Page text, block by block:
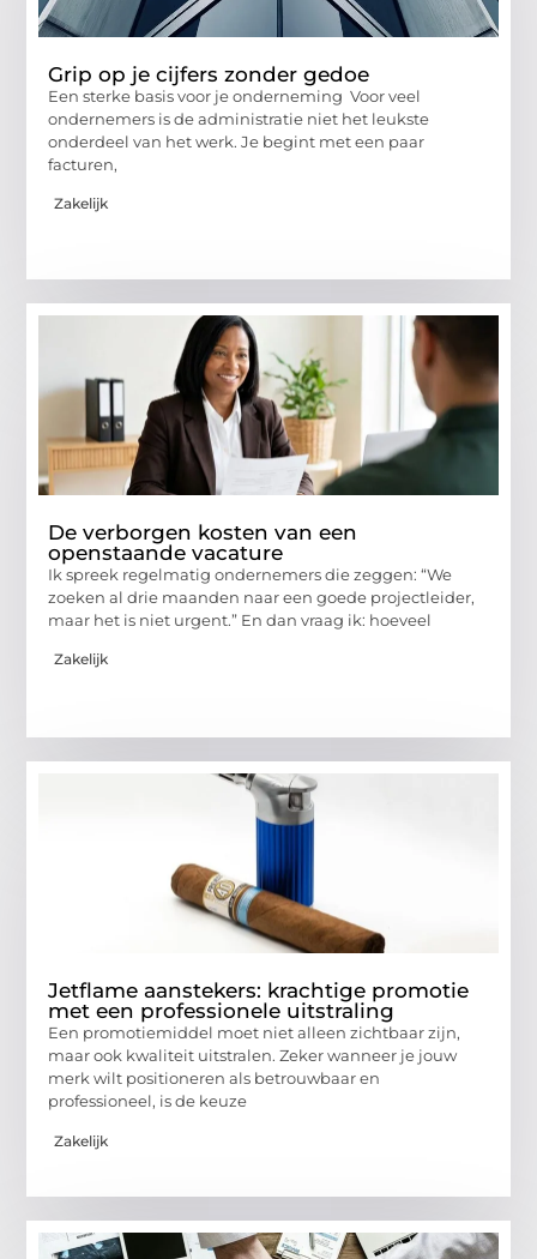
Grip op je cijfers zonder gedoe
Een sterke basis voor je onderneming Voor veel
ondernemers is de administratie niet het leukste
onderdeel van het werk. Je begint met een paar
facturen,
Zakelijk
De verborgen kosten van een
openstaande vacature
Ik spreek regelmatig ondernemers die zeggen: “We
zoeken al drie maanden naar een goede projectleider,
maar het is niet urgent.” En dan vraag ik: hoeveel
Zakelijk
Jetflame aanstekers: krachtige promotie
met een professionele uitstraling
Een promotiemiddel moet niet alleen zichtbaar zijn,
maar ook kwaliteit uitstralen. Zeker wanneer je jouw
merk wilt positioneren als betrouwbaar en
professioneel, is de keuze
Zakelijk